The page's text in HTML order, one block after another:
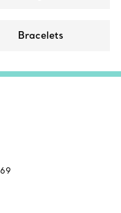
Bracelets